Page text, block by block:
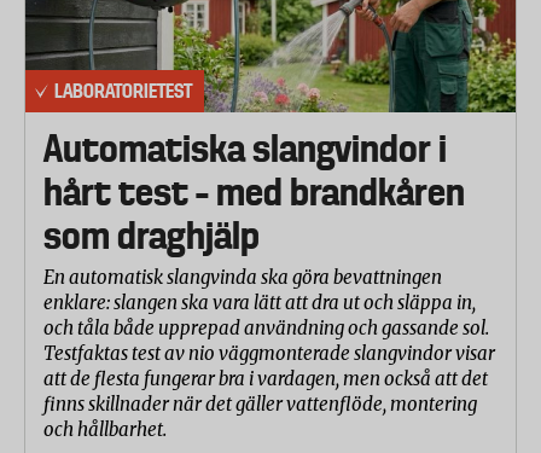
LABORATORIETEST
Automatiska slangvindor i
hårt test – med brandkåren
som draghjälp
En automatisk slangvinda ska göra bevattningen
enklare: slangen ska vara lätt att dra ut och släppa in,
och tåla både upprepad användning och gassande sol.
Testfaktas test av nio väggmonterade slangvindor visar
att de flesta fungerar bra i vardagen, men också att det
finns skillnader när det gäller vattenflöde, montering
och hållbarhet.